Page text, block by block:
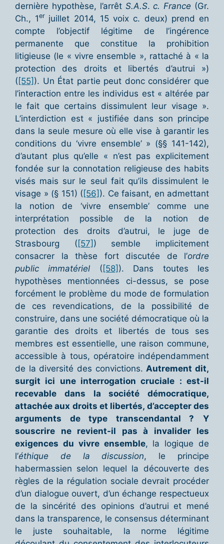
dernière hypothèse, l’arrêt S.A.S.c. France (Gr.
Ch., 1er juillet 2014, 15 voix c. deux) prend en
compte l’objectif légitime de l’ingérence
permanente que constitue la prohibition
litigieuse (le « vivre ensemble », rattaché à « la
protection des droits et libertés d’autrui »)
([55] ). Un État partie peut donc considérer que
l’interaction entre les individus est « altérée par
le fait que certains dissimulent leur visage ».
L’interdiction est « justifiée dans son principe
dans la seule mesure où elle vise à garantir les
conditions du ‘vivre ensemble’ » (§§ 141-142),
d’autant plus qu’elle « n’est pas explicitement
fondée sur la connotation religieuse des habits
visés mais sur le seul fait qu’ils dissimulent le
visage » (§ 151) ([56] ). Ce faisant, en admettant
la notion de ‘vivre ensemble’ comme une
interprétation possible de la notion de
protection des droits d’autrui, le juge de
Strasbourg ([57] ) semble implicitement
consacrer la thèse fort discutée de l’ordre
public immatériel ([58] ). Dans toutes les
hypothèses mentionnées ci-dessus, se pose
forcément le problème du mode de formulation
de ces revendications, de la possibilité de
construire, dans une société démocratique où la
garantie des droits et libertés de tous ses
membres est essentielle, une raison commune,
accessible à tous, opératoire indépendamment
de la diversité des convictions. Autrement dit,
surgit ici une interrogation cruciale : est-il
recevable dans la société démocratique,
attachée aux droits et libertés, d’accepter des
arguments de type transcendantal ?
Y
souscrire ne revient-il pas à invalider les
exigences du vivre ensemble, la logique de
l’éthique de la discussion, le principe
habermassien selon lequel la découverte des
règles de la régulation sociale devrait procéder
d’un dialogue ouvert, d’un échange respectueux
de la sincérité des opinions d’autrui et mené
dans la transparence, le consensus déterminant
le juste souhaitable, la norme légitime